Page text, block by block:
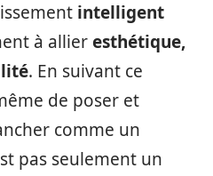
intelligent
à allieresthétique,
. En suivant ce
de poser et
comme un
pas seulement un